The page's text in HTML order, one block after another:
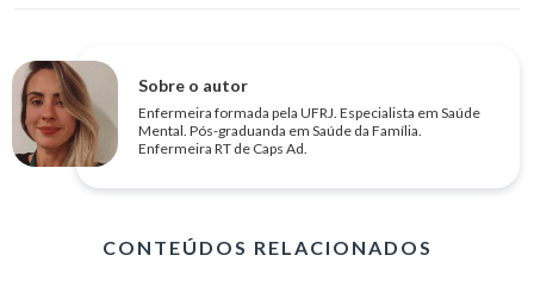
Sobre o autor
Enfermeira formada pela UFRJ. Especialista em Saúde
Mental. Pós-graduanda em Saúde da Família.
Enfermeira RT de Caps Ad.
CONTEÚDOS RELACIONADOS